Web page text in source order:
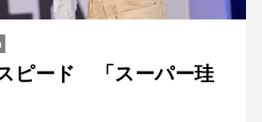
ピード 「スーパー珪